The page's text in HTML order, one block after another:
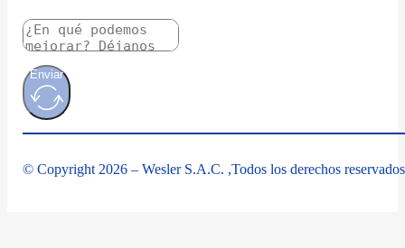
Enviar
© Copyright 2026 – Wesler S.A.C. ,Todos los derechos